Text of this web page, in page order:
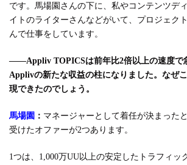
です。馬場園さんの下に、私やコンテンツデ
イトのライターさんなどがいて、プロジェク
んで仕事をしています。
――Appliv TOPICSは前年比2倍以上の速度で
Applivの新たな収益の柱になりました。なぜ
現できたのでしょう。
馬場園 ： マネージャーとして着任が決まった
受けたオファーが2つあります。
1つは、1,000万UU以上の安定したトラフィッ